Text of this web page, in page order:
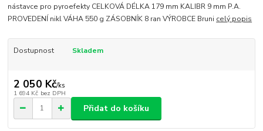
nástavce pro pyroefekty CELKOVÁ DÉLKA 179 mm KALIBR 9 mm P.A.
PROVEDENÍ nikl VÁHA 550 g ZÁSOBNÍK 8 ran VÝROBCE Bruni celý popis
Dostupnost Skladem
2 050 Kč/ks
1 694 Kč bez DPH
Přidat do košíku